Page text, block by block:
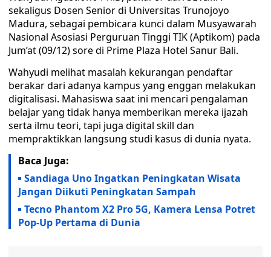
sekaligus Dosen Senior di Universitas Trunojoyo
Madura, sebagai pembicara kunci dalam Musyawarah
Nasional Asosiasi Perguruan Tinggi TIK (Aptikom) pada
Jum’at (09/12) sore di Prime Plaza Hotel Sanur Bali.
Wahyudi melihat masalah kekurangan pendaftar
berakar dari adanya kampus yang enggan melakukan
digitalisasi. Mahasiswa saat ini mencari pengalaman
belajar yang tidak hanya memberikan mereka ijazah
serta ilmu teori, tapi juga digital skill dan
mempraktikkan langsung studi kasus di dunia nyata.
Baca Juga:
Sandiaga Uno Ingatkan Peningkatan Wisata
Jangan Diikuti Peningkatan Sampah
Tecno Phantom X2 Pro 5G, Kamera Lensa Potret
Pop-Up Pertama di Dunia